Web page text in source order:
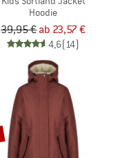
Hoodie
39,95 € ab 23,57 €
4,6(14)